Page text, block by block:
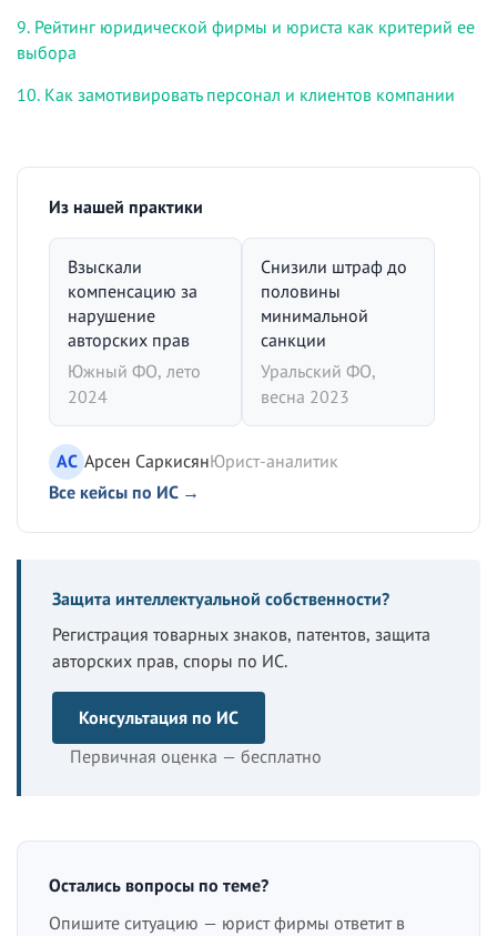
9. Рейтинг юридической фирмы и юриста как критерий ее
выбора
10. Как замотивировать персонал и клиентов компании
Из нашей практики
Взыскали
компенсацию за
нарушение
авторских прав
Южный ФО, лето
2024
Снизили штраф до
половины
минимальной
санкции
Уральский ФО,
весна 2023
АС Арсен СаркисянЮрист-аналитик
Все кейсы по ИС →
Защита интеллектуальной собственности?
Регистрация товарных знаков, патентов, защита
авторских прав, споры по ИС.
Консультация по ИС
Первичная оценка — бесплатно
Остались вопросы по теме?
Опишите ситуацию — юрист фирмы ответит в